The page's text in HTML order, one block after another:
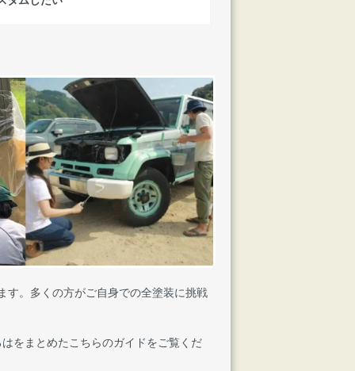
す。多くの方がご自身での全塗装に挑戦
をまとめたこちらのガイドをご覧くだ